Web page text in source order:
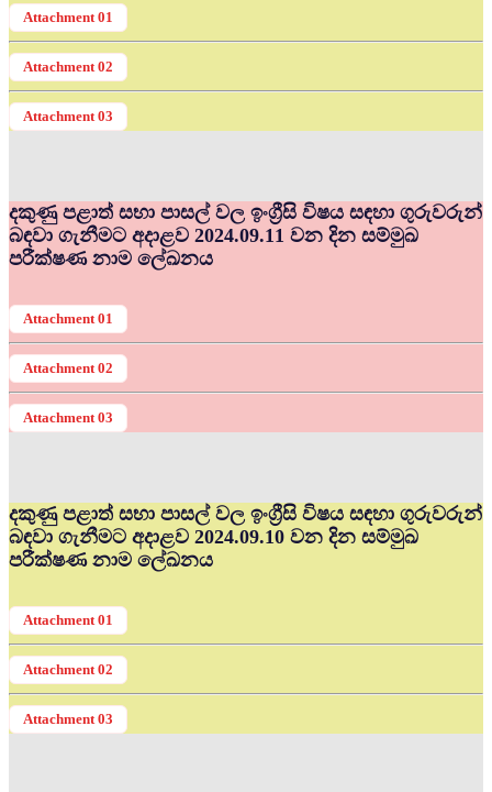
Attachment 01
Attachment 02
Attachment 03
දකුණු පළාත් සභා පාසල් වල ඉංග්‍රීසි විෂය සඳහා ගුරුවරුන්
බඳවා ගැනීමට අදාළව 2024.09.11 වන දින සම්මුඛ
පරීක්ෂණ නාම ලේඛනය
Attachment 01
Attachment 02
Attachment 03
දකුණු පළාත් සභා පාසල් වල ඉංග්‍රීසි විෂය සඳහා ගුරුවරුන්
බඳවා ගැනීමට අදාළව 2024.09.10 වන දින සම්මුඛ
පරීක්ෂණ නාම ලේඛනය
Attachment 01
Attachment 02
Attachment 03